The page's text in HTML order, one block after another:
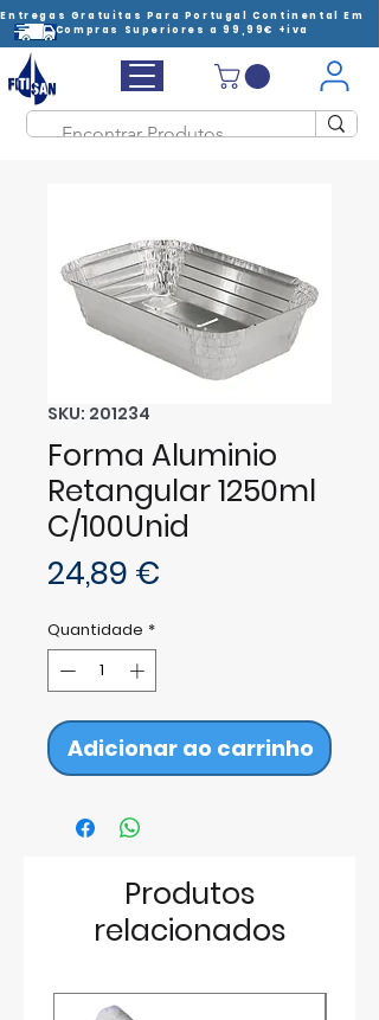
Entregas Gratuitas Para Portugal Continental Em
Compras Superiores a 99,99€ +iva
SKU: 201234
Forma Aluminio
Retangular 1250ml
C/100Unid
24,89 €
Quantidade *
Adicionar ao carrinho
Produtos
relacionados